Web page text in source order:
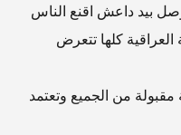
بيد داعش اقنع الناس
كلها تتعرض
من الجميع وتعتمد